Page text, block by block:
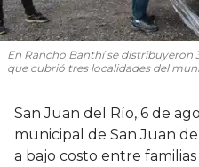
En Rancho Banthí se distribuyeron
que cubrió tres localidades del
San Juan del Río, 6 de
municipal de San Juan
a bajo costo entre